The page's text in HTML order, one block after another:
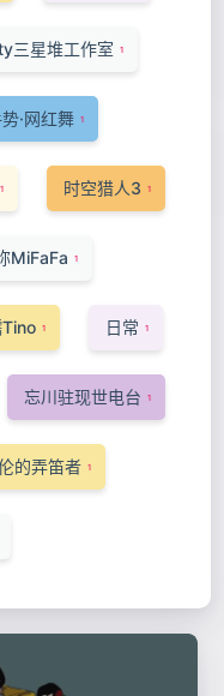
三星堆工作室 1
·网红舞 1
1 时空猎人3 1
MiFaFa 1
1 日常 1
忘川驻现世电台 1
的弄笛者 1